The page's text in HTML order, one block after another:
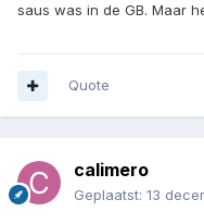
saus was in de GB. Maar
Quote
calimero
Geplaatst: 13